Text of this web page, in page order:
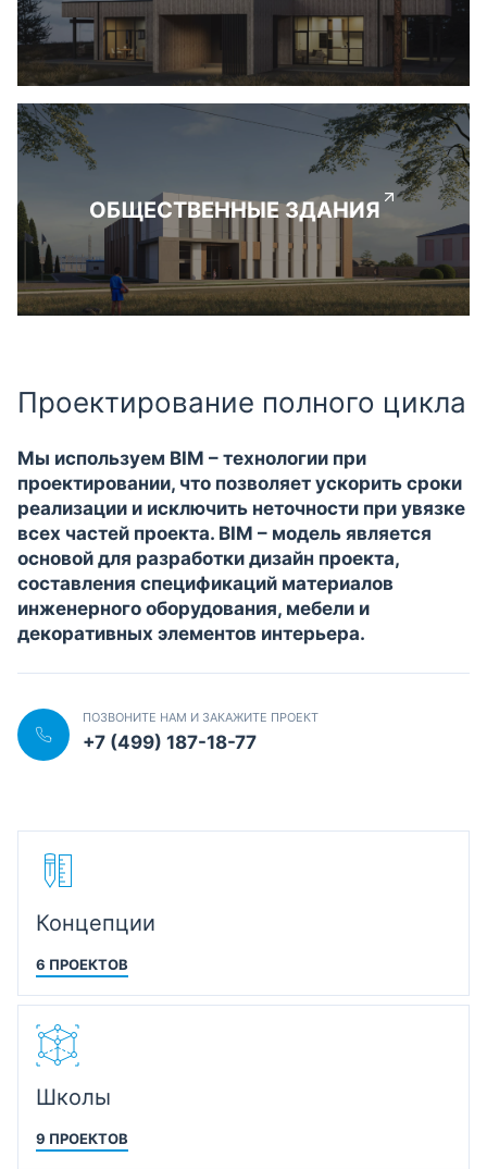
ОБЩЕСТВЕННЫЕ ЗДАНИЯ
Проектирование полного цикла
Мы используем BIM – технологии при
проектировании, что позволяет ускорить сроки
реализации и исключить неточности при увязке
всех частей проекта. BIM – модель является
основой для разработки дизайн проекта,
составления спецификаций материалов
инженерного оборудования, мебели и
декоративных элементов интерьера.
ПОЗВОНИТЕ НАМ И ЗАКАЖИТЕ ПРОЕКТ
+7 (499) 187-18-77
Концепции
6 ПРОЕКТОВ
Школы
9 ПРОЕКТОВ